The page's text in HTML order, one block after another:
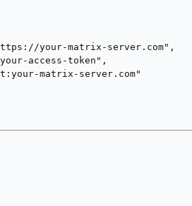
your-matrix-server.com",
access-token",
matrix-server.com"